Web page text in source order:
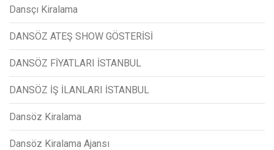
Dansçı Kiralama
DANSÖZ ATEŞ SHOW GÖSTERİSİ
DANSÖZ FİYATLARI İSTANBUL
DANSÖZ İŞ İLANLARI İSTANBUL
Dansöz Kiralama
Dansöz Kiralama Ajansı